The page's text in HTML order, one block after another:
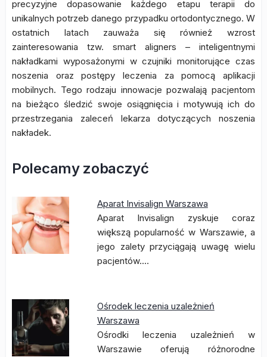
precyzyjne dopasowanie każdego etapu terapii do
unikalnych potrzeb danego przypadku ortodontycznego. W
ostatnich latach zauważa się również wzrost
zainteresowania tzw. smart aligners – inteligentnymi
nakładkami wyposażonymi w czujniki monitorujące czas
noszenia oraz postępy leczenia za pomocą aplikacji
mobilnych. Tego rodzaju innowacje pozwalają pacjentom
na bieżąco śledzić swoje osiągnięcia i motywują ich do
przestrzegania zaleceń lekarza dotyczących noszenia
nakładek.
Polecamy zobaczyć
Aparat Invisalign Warszawa
Aparat Invisalign zyskuje coraz
większą popularność w Warszawie, a
jego zalety przyciągają uwagę wielu
pacjentów.…
Ośrodek leczenia uzależnień
Warszawa
Ośrodki leczenia uzależnień w
Warszawie oferują różnorodne